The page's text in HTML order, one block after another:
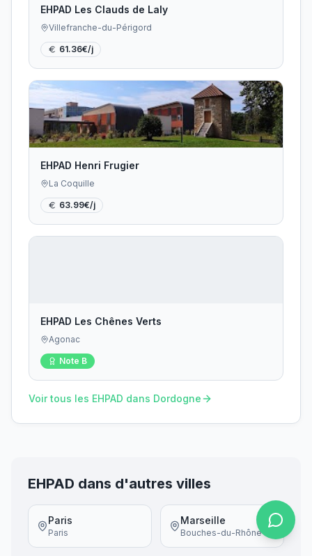
EHPAD Les Clauds de Laly
Villefranche-du-Périgord
61.36€/j
EHPAD Henri Frugier
La Coquille
63.99€/j
EHPAD Les Chênes Verts
Agonac
Note B
Voir tous les EHPAD dans Dordogne
EHPAD dans d'autres villes
Paris
Paris
Marseille
Bouches-du-Rhône